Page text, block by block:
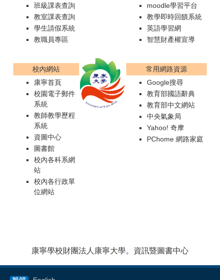
班級課表查詢
教室課表查詢
學生請假系統
教職員專區
moodle學習平台
教學即時回饋系統
英語學習網
智慧財產權宣導
校內網站
常用網路資源
康寧首頁
校園電子郵件
系統
教師教學歷程
系統
資圖中心
圖書館
校內各科系網
站
校內各行政單
位網站
Google搜尋
教育部國語辭典
教育部中文網站
中央氣象局
Yahoo! 奇摩
PChome 網路家庭
康寧學校財團法人康寧大學。 資訊暨圖書中心